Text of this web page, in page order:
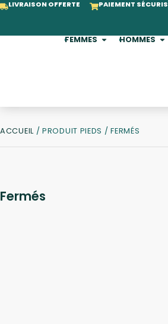
LIVRAISON OFFERTE PAIEMENT
FEMMES HOMMES
ACCUEIL/ PRODUIT PIEDS / FERMÉS
Fermés